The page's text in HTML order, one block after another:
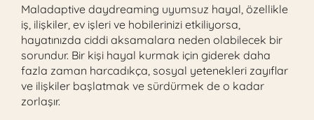
Maladaptive daydreaming uyumsuz hayal, özellikle
iş, ilişkiler, ev işleri ve hobilerinizi etkiliyorsa,
hayatınızda ciddi aksamalara neden olabilecek bir
sorundur. Bir kişi hayal kurmak için giderek daha
fazla zaman harcadıkça, sosyal yetenekleri zayıflar
ve ilişkiler başlatmak ve sürdürmek de o kadar
zorlaşır.